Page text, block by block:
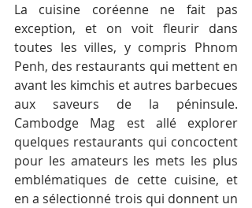
La cuisine coréenne ne fait pas
exception, et on voit fleurir dans
toutes les villes, y compris Phnom
Penh, des restaurants qui mettent en
avant les kimchis et autres barbecues
aux saveurs de la péninsule.
Cambodge Mag est allé explorer
quelques restaurants qui concoctent
pour les amateurs les mets les plus
emblématiques de cette cuisine, et
en a sélectionné trois qui donnent un